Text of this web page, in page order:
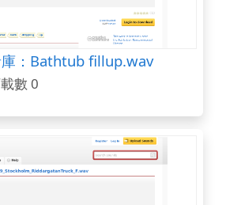
：Bathtub fillup.wav
數 0